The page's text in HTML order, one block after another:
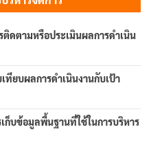
ติดตามหรือประเมินผลการดำเนิน
ทียบผลการดำเนินงานกับเป้า
บข้อมูลพื้นฐานที่ใช้ในการบริหาร